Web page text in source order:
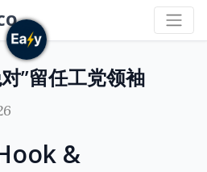
”留任工党领袖
&